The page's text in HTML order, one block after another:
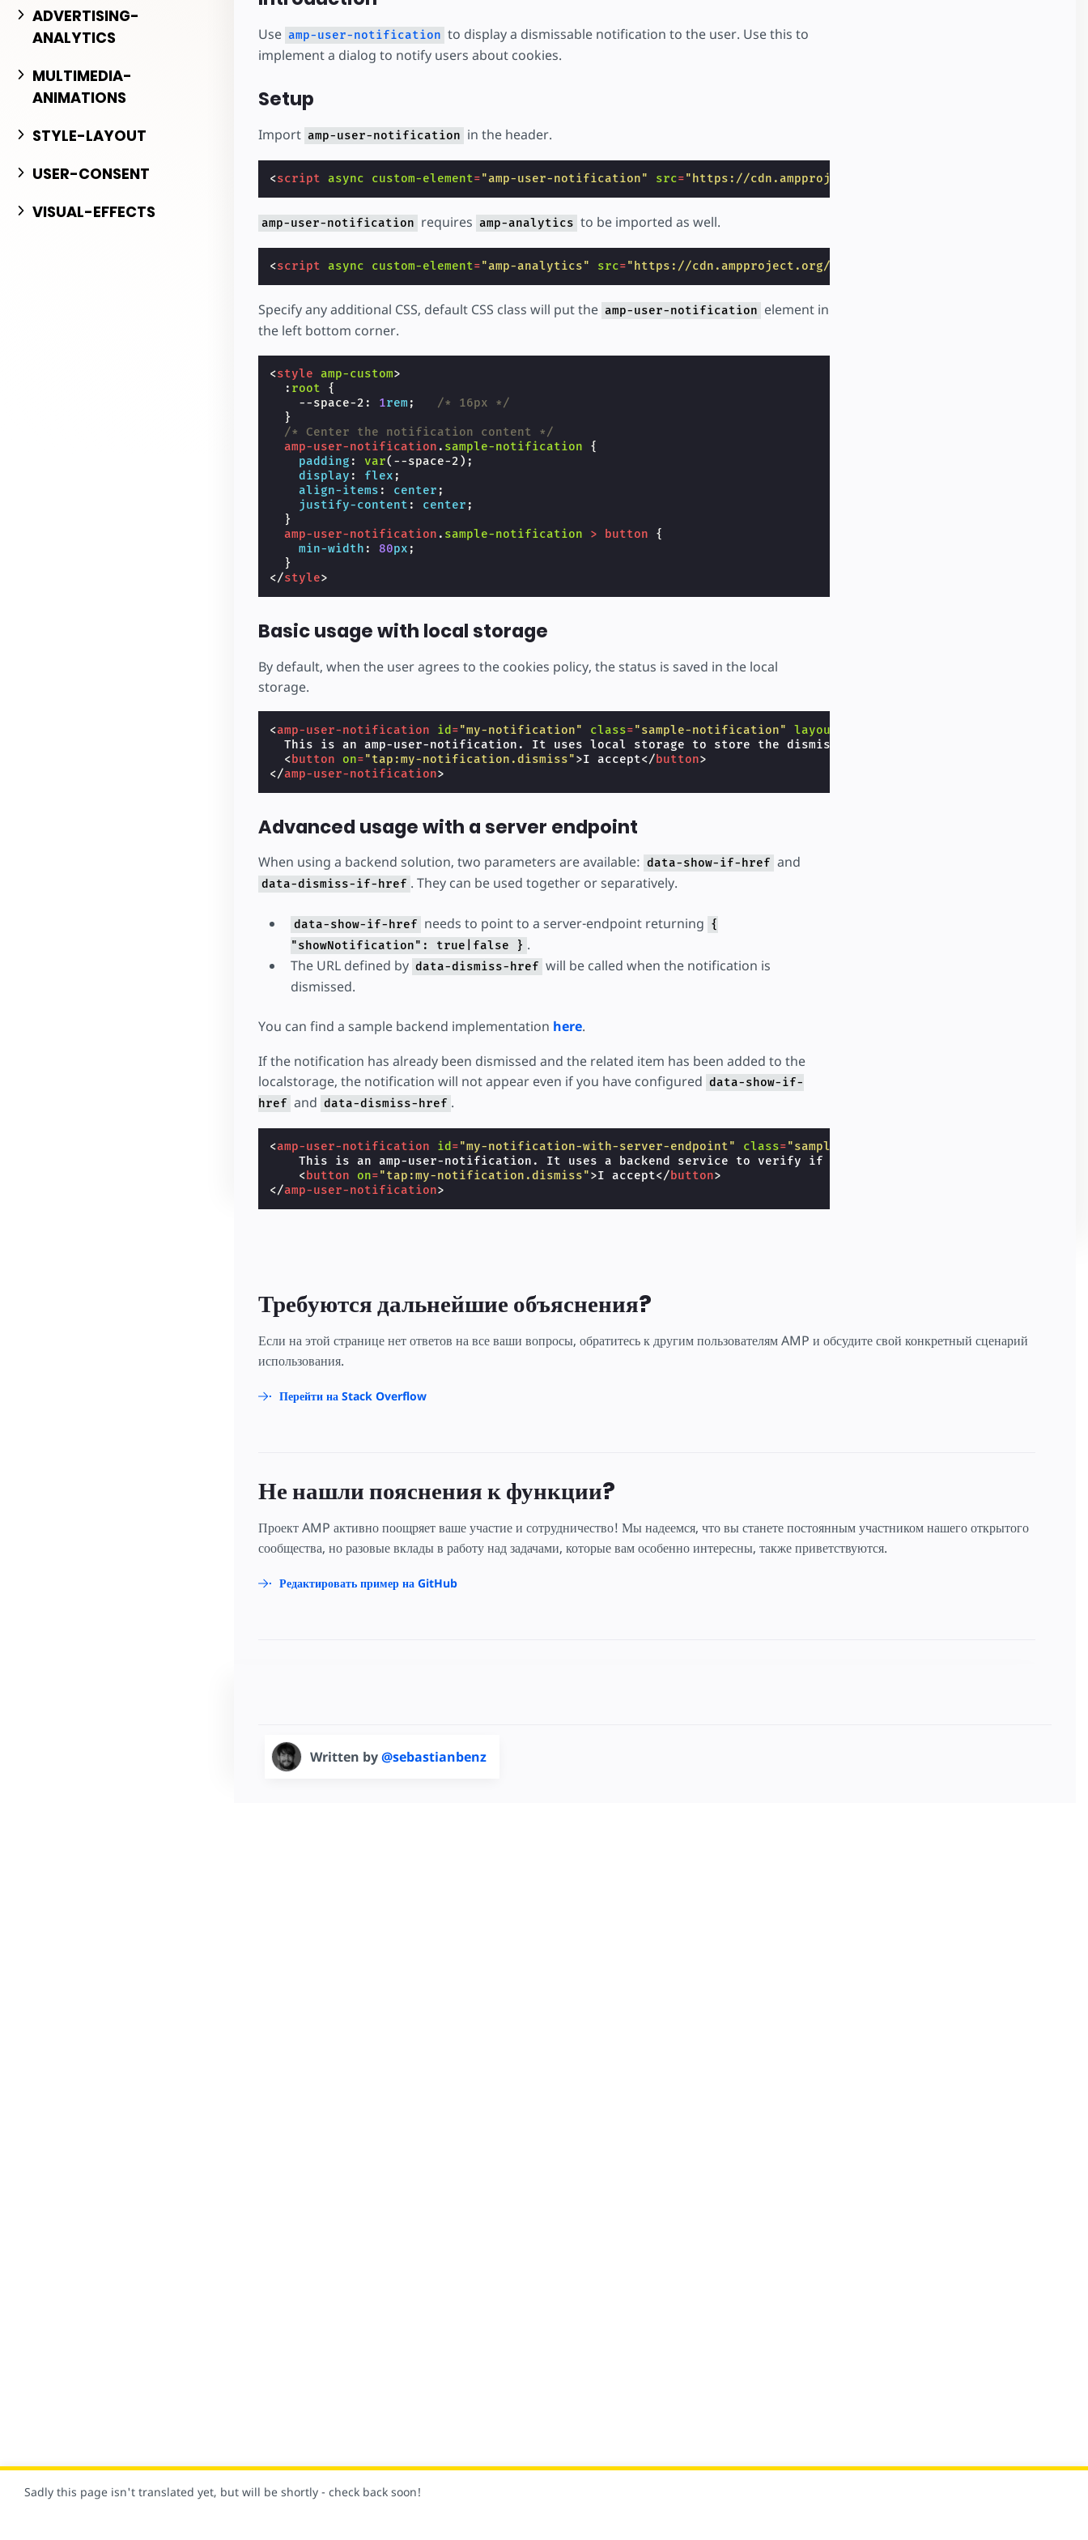
ADVERTISING-
ANALYTICS
MULTIMEDIA-
ANIMATIONS
STYLE-LAYOUT
USER-CONSENT
VISUAL-EFFECTS
Use amp-user-notification to display a dismissable notification to the user. Use this to
implement a dialog to notify users about cookies.
Setup
Import amp-user-notification in the header.
<script async custom-element="amp-user-notification" src="https://cdn.ampproject.org/v0/amp-user-notification-
amp-user-notification requires amp-analytics to be imported as well.
<script async custom-element="amp-analytics" src="https://cdn.ampproject.org/v0/amp-analytics-0.1.js"
Specify any additional CSS, default CSS class will put the amp-user-notification element in
the left bottom corner.
<style amp-custom>
: root
{
--space-2 : 1rem ;
/* 16px */
}
/* Center the notification content */
amp-user-notification . sample-notification
{
padding : var( --space-2 );
display : flex ;
align-items : center ;
justify-content : center ;
}
amp-user-notification . sample-notification > button
{
min-width : 80px ;
}
</style>
Basic usage with local storage
By default, when the user agrees to the cookies policy, the status is saved in the local
storage.
<amp-user-notification id ="my-notification" class="sample-notification" layout
  This is an amp-user-notification. It uses local storage to store the dismissed state.
<button on="tap:my-notification.dismiss">I accept</button>
</amp-user-notification>
Advanced usage with a server endpoint
When using a backend solution, two parameters are available: data-show-if-href and
data-dismiss-if-href . They can be used together or separatively.
data-show-if-href needs to point to a server-endpoint returning {
"showNotification": true|false } .
The URL defined by data-dismiss-href will be called when the notification is
dismissed.
You can find a sample backend implementation here.
If the notification has already been dismissed and the related item has been added to the
localstorage, the notification will not appear even if you have configured data-show-if-
href and data-dismiss-href .
<amp-user-notification id ="my-notification-with-server-endpoint" class="sample-notification"
    This is an amp-user-notification. It uses a backend service to verify if the notification has to be shown.
<button on="tap:my-notification.dismiss">I accept</button>
</amp-user-notification>
Требуются дальнейшие объяснения?
Если на этой странице нет ответов на все ваши вопросы, обратитесь к другим пользователям AMP и обсудите свой конкретный сценарий
использования.
Перейти на Stack Overflow
Не нашли пояснения к функции?
Проект AMP активно поощряет ваше участие и сотрудничество! Мы надеемся, что вы станете постоянным участником нашего открытого
сообщества, но разовые вклады в работу над задачами, которые вам особенно интересны, также приветствуются.
Редактировать пример на GitHub
Written by@sebastianbenz
Sadly this page isn't translated yet, but will be shortly - check back soon!